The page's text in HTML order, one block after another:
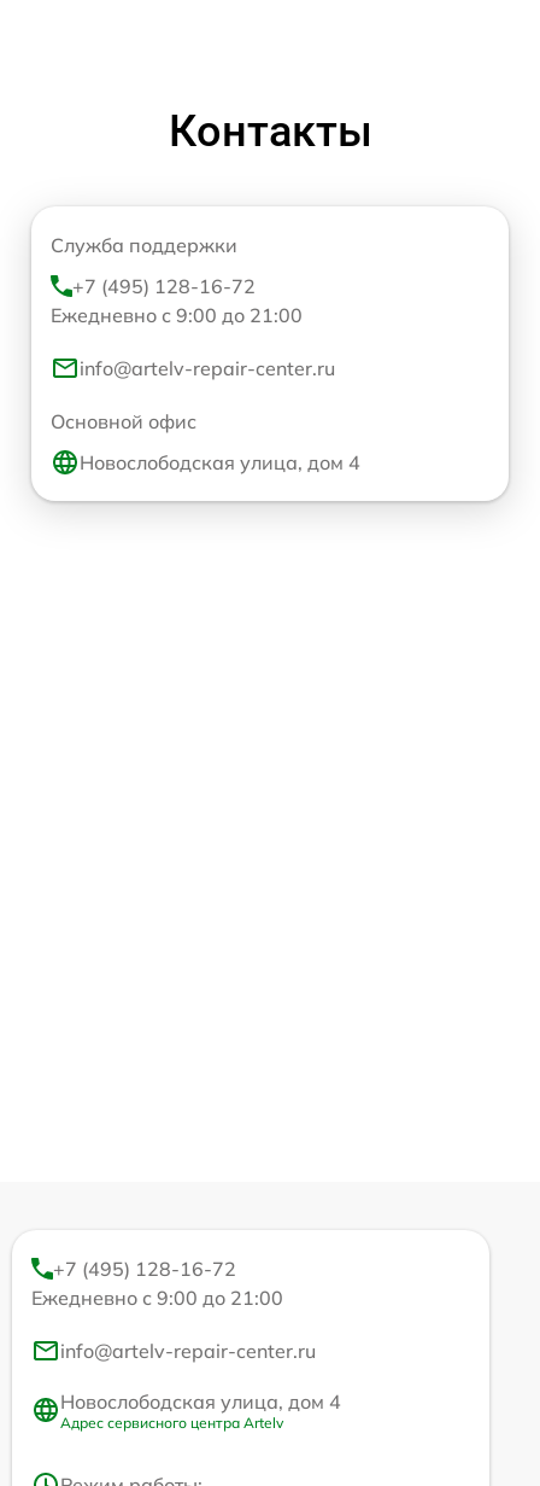
Контакты
Служба поддержки
+7 (495) 128-16-72
Ежедневно с 9:00 до 21:00
info@artelv-repair-center.ru
Основной офис
Новослободская улица, дом 4
+7 (495) 128-16-72
Ежедневно с 9:00 до 21:00
info@artelv-repair-center.ru
Новослободская улица, дом 4
Адрес сервисного центра Artelv